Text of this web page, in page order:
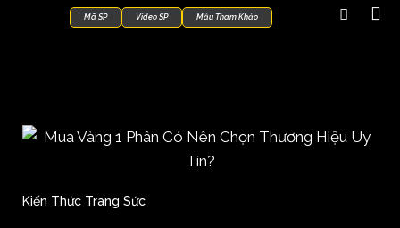
Mã SP Video SP Mẫu Tham Khảo
Kiến Thức Trang Sức